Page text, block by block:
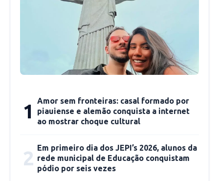
o vereador Filomeno teve durante a liderança
do governo na casa, e acredita que o novo líder
dará conta do recado a frente da função.
“Nós sabíamos do compromisso que tinha o
preocupada com isso, em primeiro lugar tudo
que o executivo tinha interesse para fazer a
partir de agora essa função vai passar para o
Pedro Pio, e nós acreditamos que ele vai dar
conta do recado. É uma pessoa paciente, uma
1
Amor sem fronteiras: casal formado por
piauiense e alemão conquista a internet
ao mostrar choque cultural
2 Em primeiro dia dos JEPI’s 2026, alunos da
rede municipal de Educação conquistam
pódio por seis vezes